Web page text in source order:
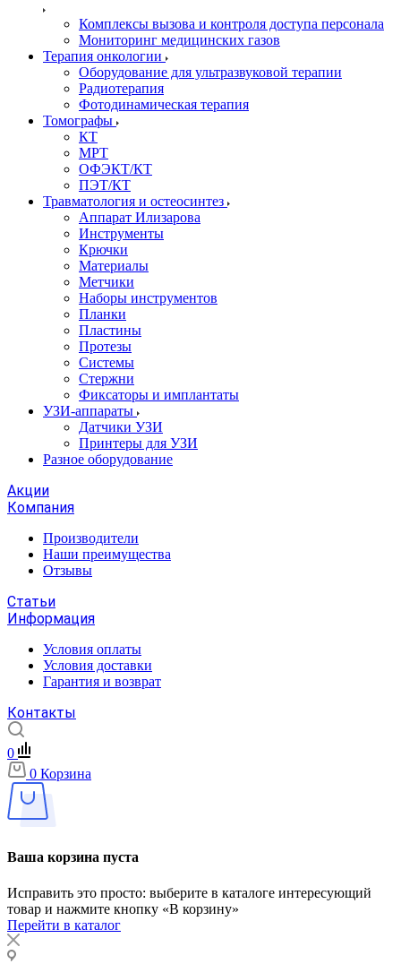
Комплексы вызова и контроля доступа персонала
Мониторинг медицинских газов
Терапия онкологии
Оборудование для ультразвуковой терапии
Радиотерапия
Фотодинамическая терапия
Томографы
КТ
МРТ
ОФЭКТ/КТ
ПЭТ/КТ
Травматология и остеосинтез
Аппарат Илизарова
Инструменты
Крючки
Материалы
Метчики
Наборы инструментов
Планки
Пластины
Протезы
Системы
Стержни
Фиксаторы и имплантаты
УЗИ-аппараты
Датчики УЗИ
Принтеры для УЗИ
Разное оборудование
Акции
Компания
Производители
Наши преимущества
Отзывы
Статьи
Информация
Условия оплаты
Условия доставки
Гарантия и возврат
Контакты
0
0 Корзина
Ваша корзина пуста
Исправить это просто: выберите в каталоге интересующий
товар и нажмите кнопку «В корзину»
Перейти в каталог